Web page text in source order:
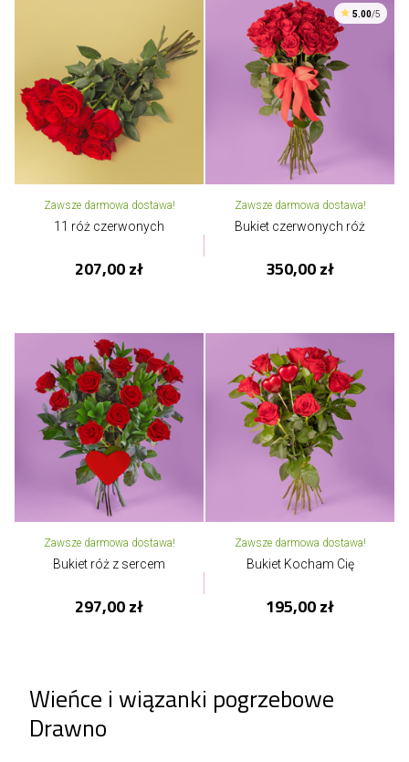
Zawsze darmowa dostawa!
11 róż czerwonych
207,00 zł
5.00/5
Zawsze darmowa dostawa!
Bukiet czerwonych róż
350,00 zł
Zawsze darmowa dostawa!
Bukiet róż z sercem
297,00 zł
Zawsze darmowa dostawa!
Bukiet Kocham Cię
195,00 zł
Wieńce i wiązanki pogrzebowe
Drawno